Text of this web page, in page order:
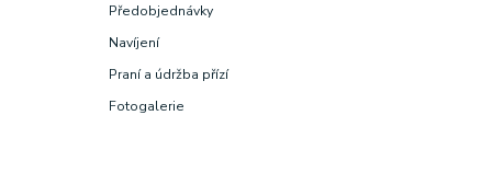
Předobjednávky
Navíjení
Praní a údržba přízí
Fotogalerie